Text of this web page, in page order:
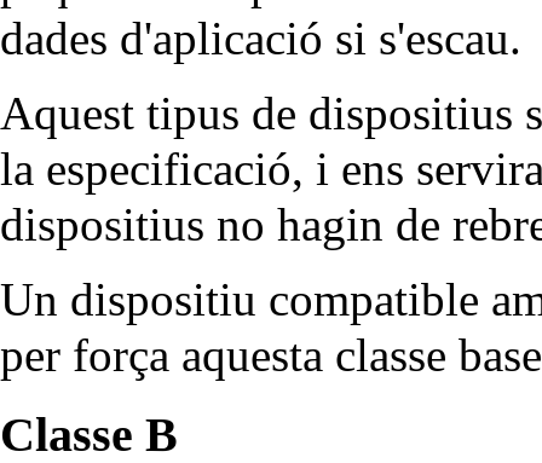
dades d'aplicació si s'escau.
Aquest tipus de dispositius
la especificació, i ens
dispositius no hagin de
Un dispositiu compatible
per força aquesta classe
Classe B